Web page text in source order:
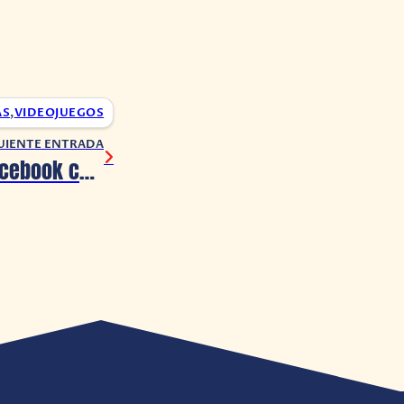
,VIDEOJUEGOS
ENTRADA
PlayStation y Facebook cancelan participación en la GDC por el coronavirus